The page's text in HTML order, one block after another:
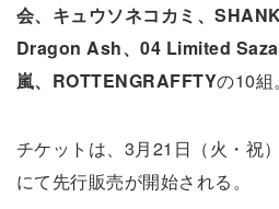
会、キュウソネコカミ、
Dragon Ash、04 Limited
嵐、ROTTENGRAFFTYの10組。
チケットは、3月21日（火・祝
にて先行販売が開始される。